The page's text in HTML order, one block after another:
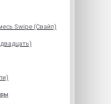
Swipe (Свайп)